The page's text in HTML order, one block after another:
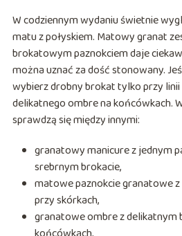
W codziennym wydaniu świetnie
matu z połyskiem. Matowy granat
brokatowym paznokciem daje
można uznać za dość stonowany.
wybierz drobny brokat tylko przy
delikatnego ombre na końcówkach.
sprawdzą się między innymi:
granatowy manicure z jednym
srebrnym brokacie,
matowe paznokcie granatowe
przy skórkach,
granatowe ombre z delikatnym